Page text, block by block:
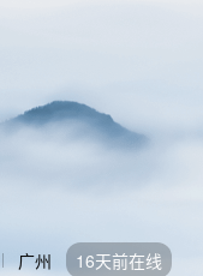
广州 16天前在线